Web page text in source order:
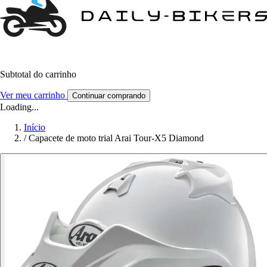
Subtotal do carrinho
Ver meu carrinho Continuar comprando
Loading...
Início
/ Capacete de moto trial Arai Tour-X5 Diamond